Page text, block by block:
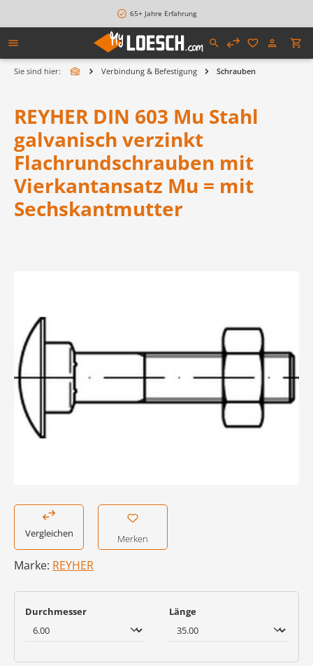
65+ Jahre Erfahrung
Sie sind hier: Verbindung & Befestigung Schrauben
REYHER DIN 603 Mu Stahl
galvanisch verzinkt
Flachrundschrauben mit
Vierkantansatz Mu = mit
Sechskantmutter
Vergleichen Merken
Marke: REYHER
Durchmesserauswählen Längeauswählen